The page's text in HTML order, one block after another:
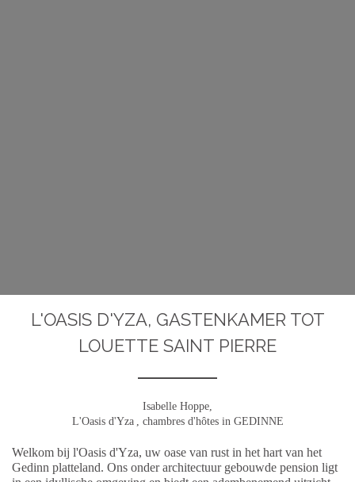
L'OASIS D'YZA, GASTENKAMER TOT
LOUETTE SAINT PIERRE
Isabelle Hoppe,
L'Oasis d'Yza , chambres d'hôtes in GEDINNE
Welkom bij l'Oasis d'Yza, uw oase van rust in het hart van het
Gedinn platteland. Ons onder architectuur gebouwde pension ligt